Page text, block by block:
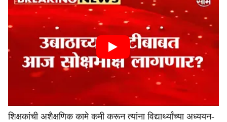
शिक्षकांची अशैक्षणिक कामे कमी करून त्यांना विद्यार्थ्यांच्या अध्ययन-